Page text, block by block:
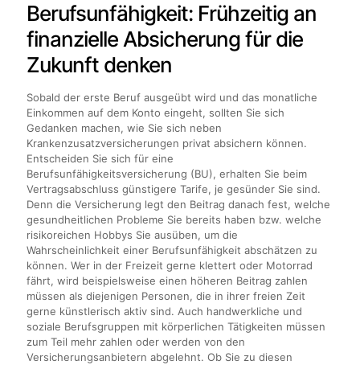
Berufsunfähigkeit: Frühzeitig an
finanzielle Absicherung für die
Zukunft denken
Sobald der erste Beruf ausgeübt wird und das monatliche
Einkommen auf dem Konto eingeht, sollten Sie sich
Gedanken machen, wie Sie sich neben
Krankenzusatzversicherungen privat absichern können.
Entscheiden Sie sich für eine
Berufsunfähigkeitsversicherung (BU), erhalten Sie beim
Vertragsabschluss günstigere Tarife, je gesünder Sie sind.
Denn die Versicherung legt den Beitrag danach fest, welche
gesundheitlichen Probleme Sie bereits haben bzw. welche
risikoreichen Hobbys Sie ausüben, um die
Wahrscheinlichkeit einer Berufsunfähigkeit abschätzen zu
können. Wer in der Freizeit gerne klettert oder Motorrad
fährt, wird beispielsweise einen höheren Beitrag zahlen
müssen als diejenigen Personen, die in ihrer freien Zeit
gerne künstlerisch aktiv sind. Auch handwerkliche und
soziale Berufsgruppen mit körperlichen Tätigkeiten müssen
zum Teil mehr zahlen oder werden von den
Versicherungsanbietern abgelehnt. Ob Sie zu diesen